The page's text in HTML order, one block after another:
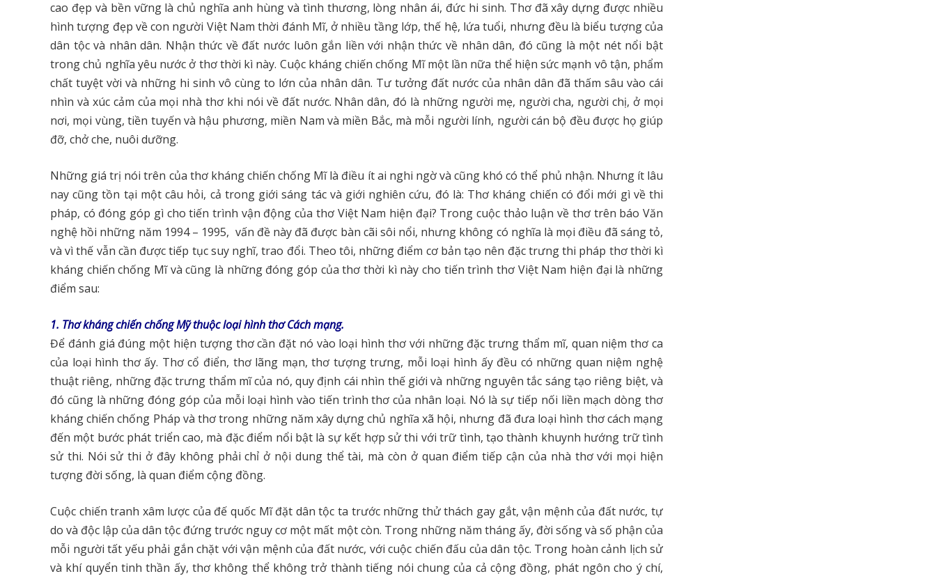
cao đẹp và bền vững là chủ nghĩa anh hùng và tình thương, lòng nhân ái, đức hi sinh. Thơ đã xây dựng được nhiều
hình tượng đẹp về con người Việt Nam thời đánh Mĩ, ở nhiều tầng lớp, thế hệ, lứa tuổi, nhưng đều là biểu tượng của
dân tộc và nhân dân. Nhận thức về đất nước luôn gắn liền với nhận thức về nhân dân, đó cũng là một nét nổi bật
trong chủ nghĩa yêu nước ở thơ thời kì này. Cuộc kháng chiến chống Mĩ một lần nữa thể hiện sức mạnh vô tận, phẩm
chất tuyệt vời và những hi sinh vô cùng to lớn của nhân dân. Tư tưởng đất nước của nhân dân đã thấm sâu vào cái
nhìn và xúc cảm của mọi nhà thơ khi nói về đất nước. Nhân dân, đó là những người mẹ, người cha, người chị, ở mọi
nơi, mọi vùng, tiền tuyến và hậu phương, miền Nam và miền Bắc, mà mỗi người lính, người cán bộ đều được họ giúp
đỡ, chở che, nuôi dưỡng.
Những giá trị nói trên của thơ kháng chiến chống Mĩ là điều ít ai nghi ngờ và cũng khó có thể phủ nhận. Nhưng ít lâu
nay cũng tồn tại một câu hỏi, cả trong giới sáng tác và giới nghiên cứu, đó là: Thơ kháng chiến có đổi mới gì về thi
pháp, có đóng góp gì cho tiến trình vận động của thơ Việt Nam hiện đại? Trong cuộc thảo luận về thơ trên báo Văn
nghệ hồi những năm 1994 – 1995, vấn đề này đã được bàn cãi sôi nổi, nhưng không có nghĩa là mọi điều đã sáng tỏ,
và vì thế vẫn cần được tiếp tục suy nghĩ, trao đổi. Theo tôi, những điểm cơ bản tạo nên đặc trưng thi pháp thơ thời kì
kháng chiến chống Mĩ và cũng là những đóng góp của thơ thời kì này cho tiến trình thơ Việt Nam hiện đại là những
điểm sau:
1. Thơ kháng chiến chống Mỹ thuộc loại hình thơ Cách mạng.
Để đánh giá đúng một hiện tượng thơ cần đặt nó vào loại hình thơ với những đặc trưng thẩm mĩ, quan niệm thơ ca
của loại hình thơ ấy. Thơ cổ điển, thơ lãng mạn, thơ tượng trưng, mỗi loại hình ấy đều có những quan niệm nghệ
thuật riêng, những đặc trưng thẩm mĩ của nó, quy định cái nhìn thế giới và những nguyên tắc sáng tạo riêng biệt, và
đó cũng là những đóng góp của mỗi loại hình vào tiến trình thơ của nhân loại. Nó là sự tiếp nối liền mạch dòng thơ
kháng chiến chống Pháp và thơ trong những năm xây dựng chủ nghĩa xã hội, nhưng đã đưa loại hình thơ cách mạng
đến một bước phát triển cao, mà đặc điểm nổi bật là sự kết hợp sử thi với trữ tình, tạo thành khuynh hướng trữ tình
sử thi. Nói sử thi ở đây không phải chỉ ở nội dung thể tài, mà còn ở quan điểm tiếp cận của nhà thơ với mọi hiện
tượng đời sống, là quan điểm cộng đồng.
Cuộc chiến tranh xâm lược của đế quốc Mĩ đặt dân tộc ta trước những thử thách gay gắt, vận mệnh của đất nước, tự
do và độc lập của dân tộc đứng trước nguy cơ một mất một còn. Trong những năm tháng ấy, đời sống và số phận của
mỗi người tất yếu phải gắn chặt với vận mệnh của đất nước, với cuộc chiến đấu của dân tộc. Trong hoàn cảnh lịch sử
và khí quyển tinh thần ấy, thơ không thể không trở thành tiếng nói chung của cả cộng đồng, phát ngôn cho ý chí,